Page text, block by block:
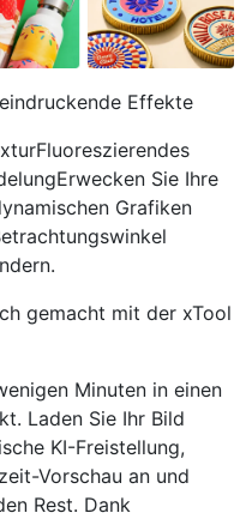
Effekte
Sie Ihre
Grafiken
gemacht mit der xTool
Minuten in einen
Laden Sie Ihr Bild
KI-Freistellung,
Vorschau an und
Rest. Dank